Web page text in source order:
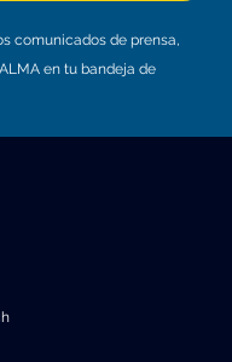
comunicados de prensa,
en tu bandeja de